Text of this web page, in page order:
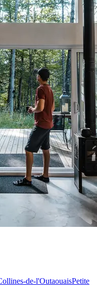
de-l'OutaouaisPetite